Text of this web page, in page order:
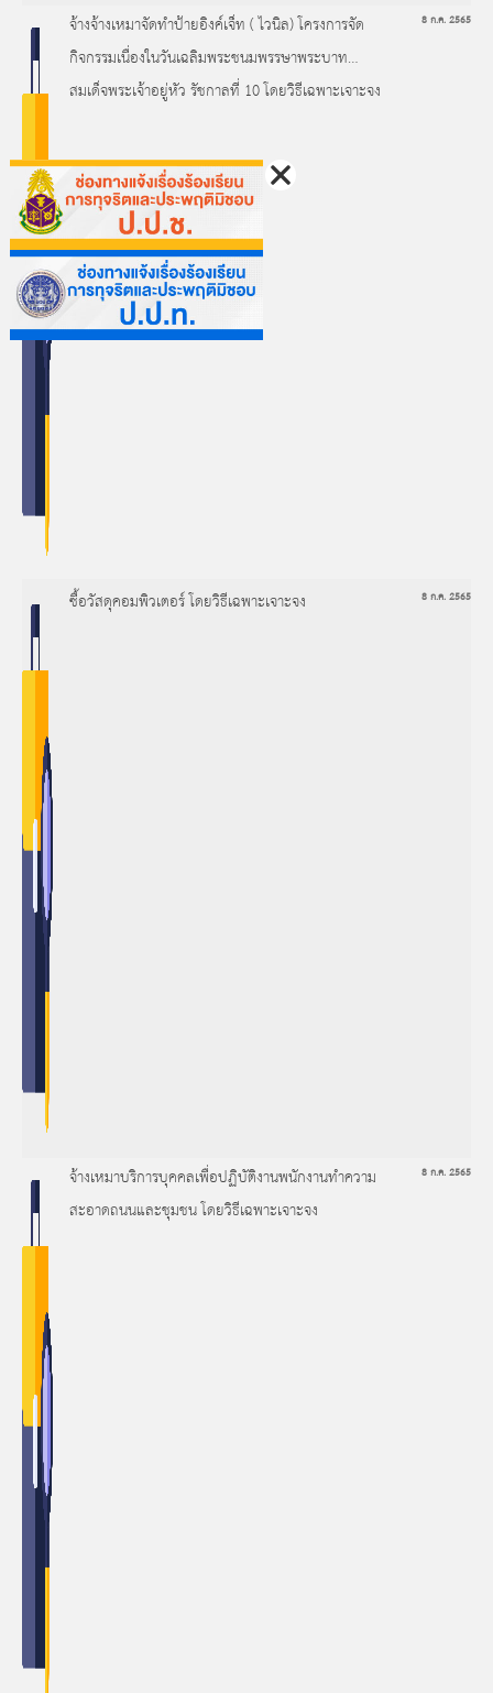
จ้างจ้างเหมาจัดทำป้ายอิงค์เจ็ท ( ไวนิล) โครงการจัด
กิจกรรมเนื่องในวันเฉลิมพระชนมพรรษาพระบาท
สมเด็จพระเจ้าอยู่หัว รัชกาลที่ 10 โดยวิธีเฉพาะเจาะจง
8 ก.ค. 2565
ซื้อวัสดุคอมพิวเตอร์ โดยวิธีเฉพาะเจาะจง 8 ก.ค. 2565
จ้างเหมาบริการบุคคลเพื่อปฏิบัติงานพนักงานทำความ
สะอาดถนนและชุมชน โดยวิธีเฉพาะเจาะจง
8 ก.ค. 2565